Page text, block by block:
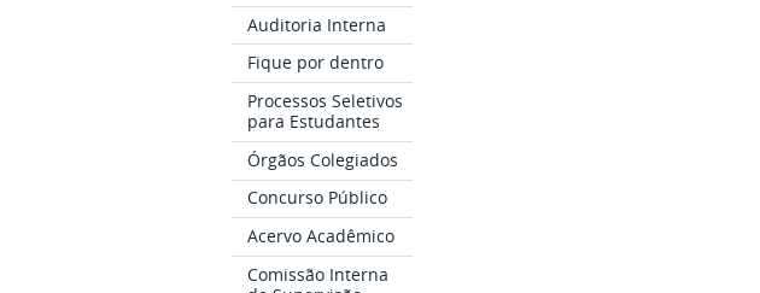
Auditoria Interna
Fique por dentro
Processos Seletivos
para Estudantes
Órgãos Colegiados
Concurso Público
Acervo Acadêmico
Comissão Interna